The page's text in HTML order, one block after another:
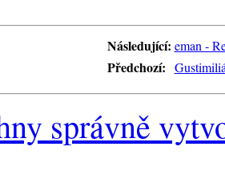
Následující: eman -
Předchozí:
správně